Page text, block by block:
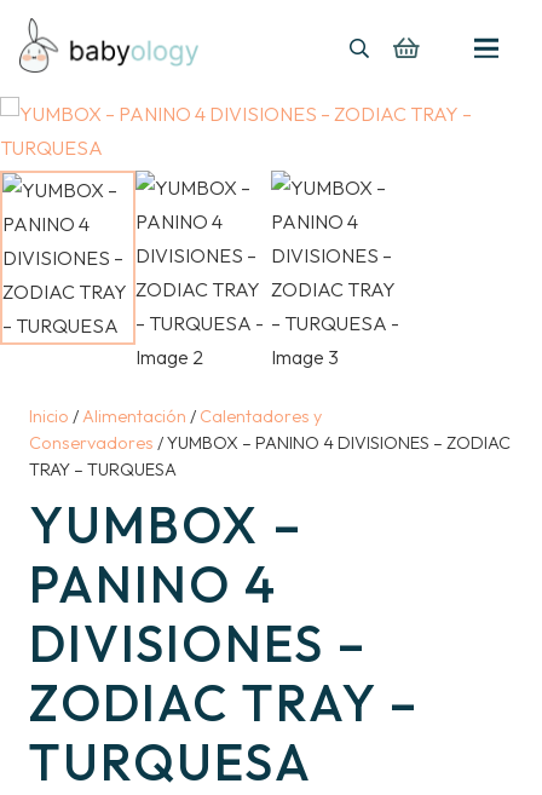
Inicio /Alimentación / Calentadores y
Conservadores / YUMBOX – PANINO 4 DIVISIONES – ZODIAC
TRAY – TURQUESA
YUMBOX –
PANINO 4
DIVISIONES –
ZODIAC TRAY –
TURQUESA